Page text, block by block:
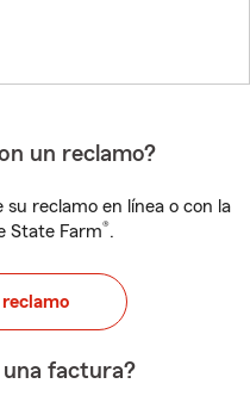
un reclamo?
su reclamo en línea o con la
State Farm®.
reclamo
factura?